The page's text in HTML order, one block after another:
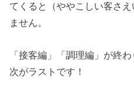
てくると（ややこしい客さ
ません。
「接客編」「調理編」が終
次がラストです！